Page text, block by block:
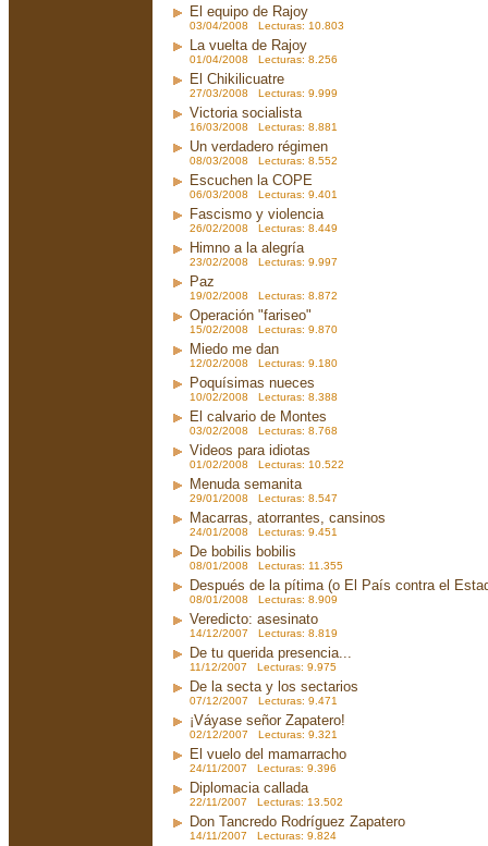
El equipo de Rajoy
03/04/2008 Lecturas: 10.803
La vuelta de Rajoy
01/04/2008 Lecturas: 8.256
El Chikilicuatre
27/03/2008 Lecturas: 9.999
Victoria socialista
16/03/2008 Lecturas: 8.881
Un verdadero régimen
08/03/2008 Lecturas: 8.552
Escuchen la COPE
06/03/2008 Lecturas: 9.401
Fascismo y violencia
26/02/2008 Lecturas: 8.449
Himno a la alegría
23/02/2008 Lecturas: 9.997
Paz
19/02/2008 Lecturas: 8.872
Operación "fariseo"
15/02/2008 Lecturas: 9.870
Miedo me dan
12/02/2008 Lecturas: 9.180
Poquísimas nueces
10/02/2008 Lecturas: 8.388
El calvario de Montes
03/02/2008 Lecturas: 8.768
Videos para idiotas
01/02/2008 Lecturas: 10.522
Menuda semanita
29/01/2008 Lecturas: 8.547
Macarras, atorrantes, cansinos
24/01/2008 Lecturas: 9.451
De bobilis bobilis
08/01/2008 Lecturas: 11.355
Después de la pítima (o El País contra el
08/01/2008 Lecturas: 8.909
Veredicto: asesinato
14/12/2007 Lecturas: 8.819
De tu querida presencia...
11/12/2007 Lecturas: 9.975
De la secta y los sectarios
07/12/2007 Lecturas: 9.471
¡Váyase señor Zapatero!
02/12/2007 Lecturas: 9.321
El vuelo del mamarracho
24/11/2007 Lecturas: 9.396
Diplomacia callada
22/11/2007 Lecturas: 13.502
Don Tancredo Rodríguez Zapatero
14/11/2007 Lecturas: 9.824